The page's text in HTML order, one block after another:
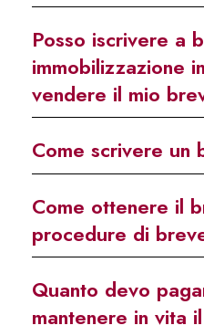
Posso iscrivere a
immobilizzazione
vendere il mio
Come scrivere un
Come ottenere il
procedure di
Quanto devo
mantenere in vita